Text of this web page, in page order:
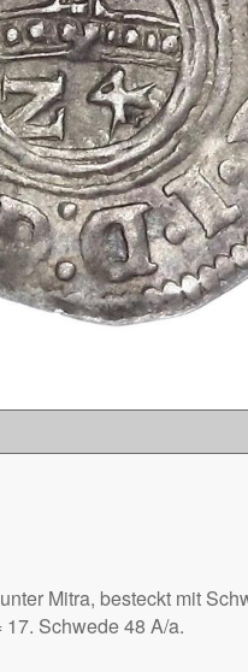
Mitra, besteckt mit
Schwede 48 A/a.